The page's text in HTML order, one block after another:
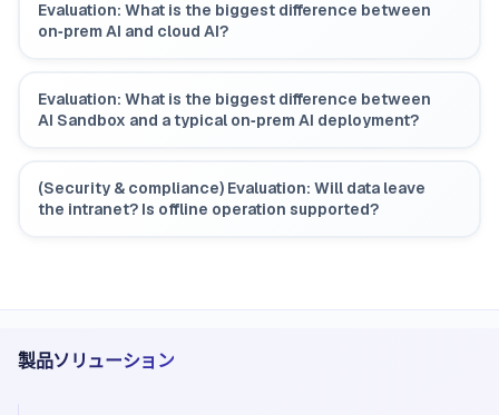
Evaluation: What is the biggest difference between
on‑prem AI and cloud AI?
Evaluation: What is the biggest difference between
AI Sandbox and a typical on‑prem AI deployment?
(Security & compliance) Evaluation: Will data leave
the intranet? Is offline operation supported?
製品ソリューション